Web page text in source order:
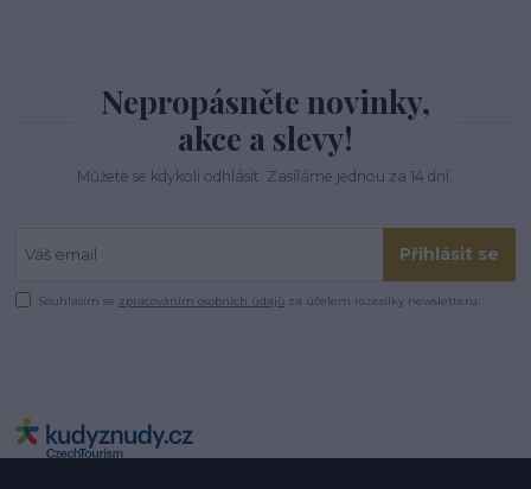
Nepropásněte novinky,
akce a slevy!
Můžete se kdykoli odhlásit. Zasíláme jednou za 14 dní.
Přihlásit se
Souhlasím se zpracováním osobních údajů za účelem rozesílky newsletteru.